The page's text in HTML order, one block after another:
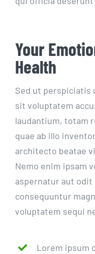
Your
Health
Sed ut perspiciatis
sit voluptatem
laudantium, totam
quae ab illo
architecto beatae
Nemo enim ipsam
aspernatur aut
consequuntur
voluptatem sequi
Lorem ipsum